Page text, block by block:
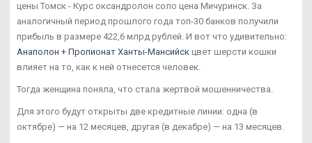
цены Томск - Курс оксандролон соло цена Мичуринск. За
аналогичный период прошлого года топ-30 банков получили
прибыль в размере 422,6 млрд рублей. И вот что удивительно:
Анаполон + Пропионат Ханты-Мансийск цвет шерсти кошки
влияет на то, как к ней отнесется человек.
Тогда женщина поняла, что стала жертвой мошенничества.
Для этого будут открыты две кредитные линии: одна (в
октябре) — на 12 месяцев, другая (в декабре) — на 13 месяцев.